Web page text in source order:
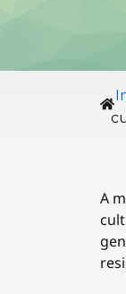
A